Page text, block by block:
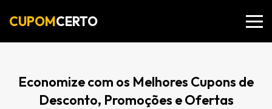
CUPOMCERTO
Economize com os Melhores Cupons de
Desconto, Promoções e Ofertas